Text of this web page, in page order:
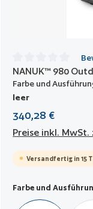
Durchschnittliche
NANUK™ 980
Farbe und
leer
340,28 €
Preise inkl.
Versandfertig in 15
Farbe und